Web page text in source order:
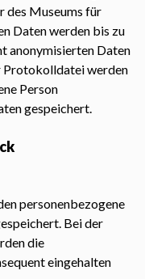
Museums für
Daten werden bis zu
anonymisierten Daten
Protokolldatei werden
Person
gespeichert.
personenbezogene
Bei der
die
eingehalten